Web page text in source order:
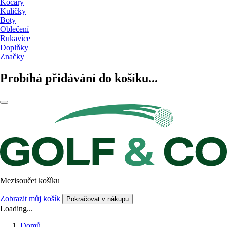
Kočáry
Kuličky
Boty
Oblečení
Rukavice
Doplňky
Značky
Probíhá přidávání do košíku...
Mezisoučet košíku
Zobrazit můj košík Pokračovat v nákupu
Loading...